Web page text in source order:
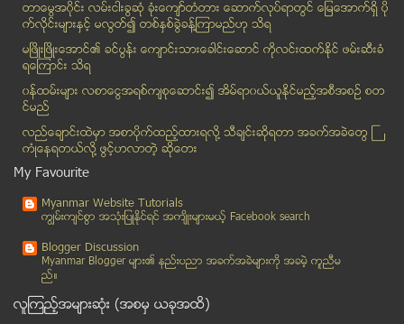
တ႐ုတ္ ဓါတ္ေငြ႔ပိုက္လိုင္း ေပါက္ကဲြမႈ ၃၅ဦး ထက္ မနည...
ကိုင္း ဒီကိစၥ ဘယ္လို လုပ္ၾကမတုန္း
၂၀၁၅ အထိ လွ်ပ္စစ္လုိအပ္ခ်က္ ရွိေနဦးမယ္လုိ႔ လွ်ပ္စ...
ရခုိင္ျပည္နယ္အတြင္း အကူအညီေပးေရးမွာ အခက္အခဲရွိေၾကာ...
ေရႊျပည္သာ အလုပ္သမားဆႏၵျပ
ျမင္းျခံၿမိဳ႕နယ္ ဆီးမီးခုံေက်းရြာတြင္ ဧရာ၀တီျမစ္ကမ...
စက္သုံးဆီ ေမွာင္ခို တင္သြင္းမႈ လာမည့္ ရက္သတၱတစ္ပတ္...
လာမည့္ ေရြးေကာက္ပြဲကို ၂၀၁၅ ခုႏႇစ္ ေႏႇာင္းပိုင္းတြ...
ဘုရင့္ေနာင္ ခံုးေက်ာ္တံတား အေပၚဆံုးအလႊာကို ႏို၀င္ဘ...
တာေမြအ၀ိုင္း လမ္းငါးခြဆံု ခံုးေက်ာ္တံတား ေဆာက္လုပ္ရာတြင္ ေျမေအာက္ရွိ ပို
က္လိုင္းမ်ားႏွင့္ မလြတ္၍ တစ္ႏွစ္ခြဲခန္႔ၾကာမည္ဟု သိရ
မၿဖိဳးၿဖိဳးေအာင္၏ ခင္ပြန္း ေက်ာင္းသားေခါင္းေဆာင္ ကိုလင္းထက္ႏိုင္ ဖမ္းဆီးခံ
ရေၾကာင္း သိရ
၀န္ထမ္းမ်ား လစာေငြအရစ္က်စုေဆာင္း၍ အိမ္ရာ၀ယ္ယူႏုိင္မည့္အစီအစဥ္ စတ
င္မည္
လည္ေခ်ာင္းထဲမွာ အစာပိုက္ထည့္ထားရလုိ႔ သီခ်င္းဆုိရတာ အခက္အခဲေတြ ႀ
ကံဳေနရတယ္လို႔ ဖြင့္ဟလာတဲ့ ဆုိေတး
My Favourite
Myanmar Website Tutorials
ကၽြမ္းက်င္စြာ အသုံးျပဳႏုိင္ရင္ အက်ိဳးမ်ားမယ့္ Facebook search
Blogger Discussion
Myanmar Blogger မ်ား၏ နည္းပညာ အခက္အခဲမ်ားကုိ အခမဲ့ ကူညီမ
ည္။
လူၾကည့္အမ်ားဆုံး (အစမွ ယခုအထိ)